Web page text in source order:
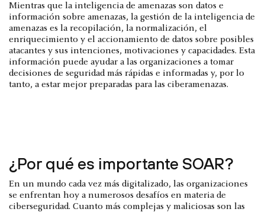
Mientras que la inteligencia de amenazas son datos e
información sobre amenazas, la gestión de la inteligencia de
amenazas es la recopilación, la normalización, el
enriquecimiento y el accionamiento de datos sobre posibles
atacantes y sus intenciones, motivaciones y capacidades. Esta
información puede ayudar a las organizaciones a tomar
decisiones de seguridad más rápidas e informadas y, por lo
tanto, a estar mejor preparadas para las ciberamenazas.
¿Por qué es importante SOAR?
En un mundo cada vez más digitalizado, las organizaciones
se enfrentan hoy a numerosos desafíos en materia de
ciberseguridad. Cuanto más complejas y maliciosas son las